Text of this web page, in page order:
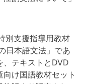
別支援指導用教材
日本語文法」であ
、テキストとDVD
け国語教材セット